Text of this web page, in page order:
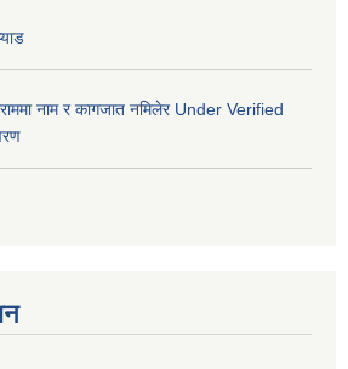
नाम र कागजात नमिलेर Under Verified